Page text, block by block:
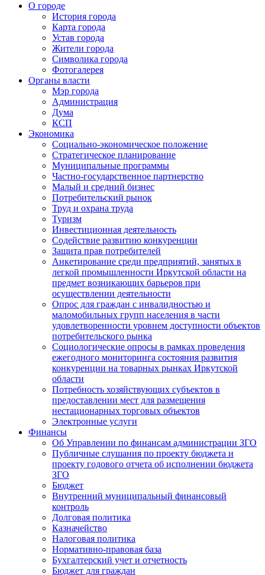
О городе
История города
Карта города
Устав города
Жители города
Символика города
Фотогалерея
Органы власти
Мэр города
Администрация
Дума
КСП
Экономика
Социально-экономическое положение
Стратегическое планирование
Муниципальные программы
Частно-государственное партнерство
Малый и средний бизнес
Потребительский рынок
Труд и охрана труда
Туризм
Инвестиционная деятельность
Содействие развитию конкуренции
Защита прав потребителей
Анкетирование среди предприятий, занятых в
легкой промышленности Иркутской области на
предмет возникающих барьеров при
осуществлении деятельности
Опрос для граждан с инвалидностью и
маломобильных групп населения в части
удовлетворенности уровнем доступности объектов
потребительского рынка
Социологические опросы в рамках проведения
ежегодного мониторинга состояния развития
конкуренции на товарных рынках Иркутской
области
Потребность хозяйствующих субъектов в
предоставлении мест для размещения
нестационарных торговых объектов
Электронные услуги
Финансы
Об Управлении по финансам администрации ЗГО
Публичные слушания по проекту бюджета и
проекту годового отчета об исполнении бюджета
ЗГО
Бюджет
Внутренний муниципальный финансовый
контроль
Долговая политика
Казначейство
Налоговая политика
Нормативно-правовая база
Бухгалтерский учет и отчетность
Бюджет для граждан